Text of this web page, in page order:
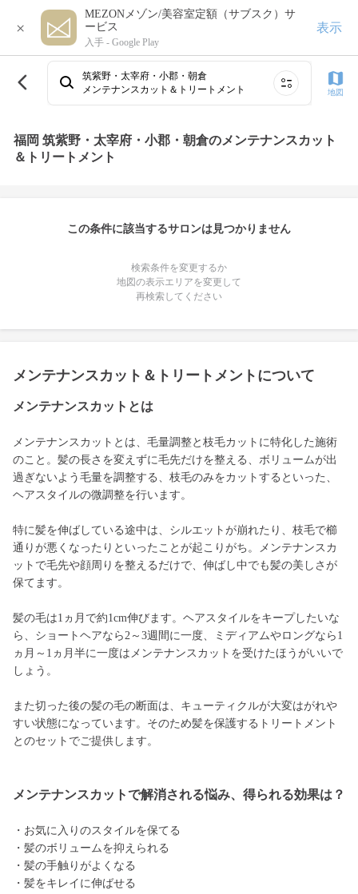
×
MEZONメゾン/美容室定額（サブスク）サ
ービス
入手 - Google Play
表示
筑紫野・太宰府・小郡・朝倉
メンテナンスカット＆トリートメント
地図
福岡 筑紫野・太宰府・小郡・朝倉のメンテナンスカット
＆トリートメント
この条件に該当するサロンは見つかりません
検索条件を変更するか
地図の表示エリアを変更して
再検索してください
メンテナンスカット＆トリートメントについて
メンテナンスカットとは
メンテナンスカットとは、毛量調整と枝毛カットに特化した施術
のこと。髪の長さを変えずに毛先だけを整える、ボリュームが出
過ぎないよう毛量を調整する、枝毛のみをカットするといった、
ヘアスタイルの微調整を行います。
特に髪を伸ばしている途中は、シルエットが崩れたり、枝毛で櫛
通りが悪くなったりといったことが起こりがち。メンテナンスカ
ットで毛先や顔周りを整えるだけで、伸ばし中でも髪の美しさが
保てます。
髪の毛は1ヵ月で約1cm伸びます。ヘアスタイルをキープしたいな
ら、ショートヘアなら2～3週間に一度、ミディアムやロングなら1
ヵ月～1ヵ月半に一度はメンテナンスカットを受けたほうがいいで
しょう。
また切った後の髪の毛の断面は、キューティクルが大変はがれや
すい状態になっています。そのため髪を保護するトリートメント
とのセットでご提供します。
メンテナンスカットで解消される悩み、得られる効果は？
・お気に入りのスタイルを保てる
・髪のボリュームを抑えられる
・髪の手触りがよくなる
・髪をキレイに伸ばせる